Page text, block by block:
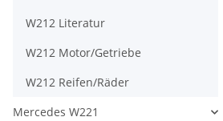
W212 Literatur
W212 Motor/Getriebe
W212 Reifen/Räder
Mercedes W221